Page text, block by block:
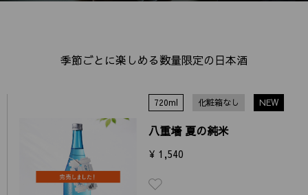
季節ごとに楽しめる数量限定の日本酒
720ml 化粧箱なし NEW
八重墻 夏の純米
¥ 1,540